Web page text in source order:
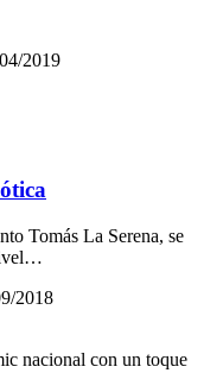
2019
Tomás La Serena, se
2018